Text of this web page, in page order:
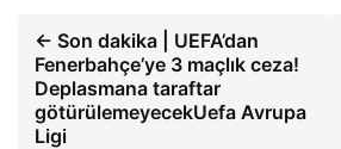
← Son dakika | UEFA’dan
Fenerbahçe’ye 3 maçlık ceza!
Deplasmana taraftar
götürülemeyecekUefa Avrupa
Ligi